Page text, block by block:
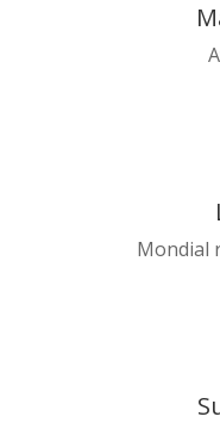
Mondial